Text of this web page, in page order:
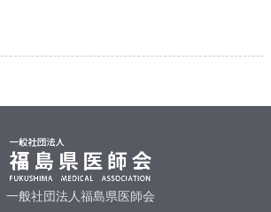
一般社団法人福島県医師会